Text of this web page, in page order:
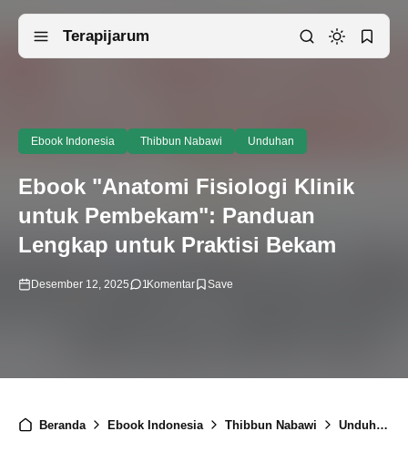
Terapijarum
Ebook Indonesia Thibbun Nabawi Unduhan
Ebook "Anatomi Fisiologi Klinik
untuk Pembekam": Panduan
Lengkap untuk Praktisi Bekam
Desember 12, 2025 1Komentar
Beranda Ebook Indonesia Thibbun Nabawi Unduhan